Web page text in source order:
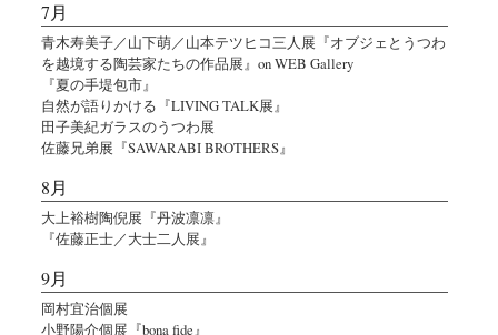
7月
青木寿美子／山下萌／山本テツヒコ三人展『オブジェとうつわ
を越境する陶芸家たちの作品展』on WEB Gallery
『夏の手堤包市』
自然が語りかける『LIVING TALK展』
田子美紀ガラスのうつわ展
佐藤兄弟展『SAWARABI BROTHERS』
8月
大上裕樹陶倪展『丹波凛凛』
『佐藤正士／大士二人展』
9月
岡村宜治個展
小野陽介個展『bona fide』